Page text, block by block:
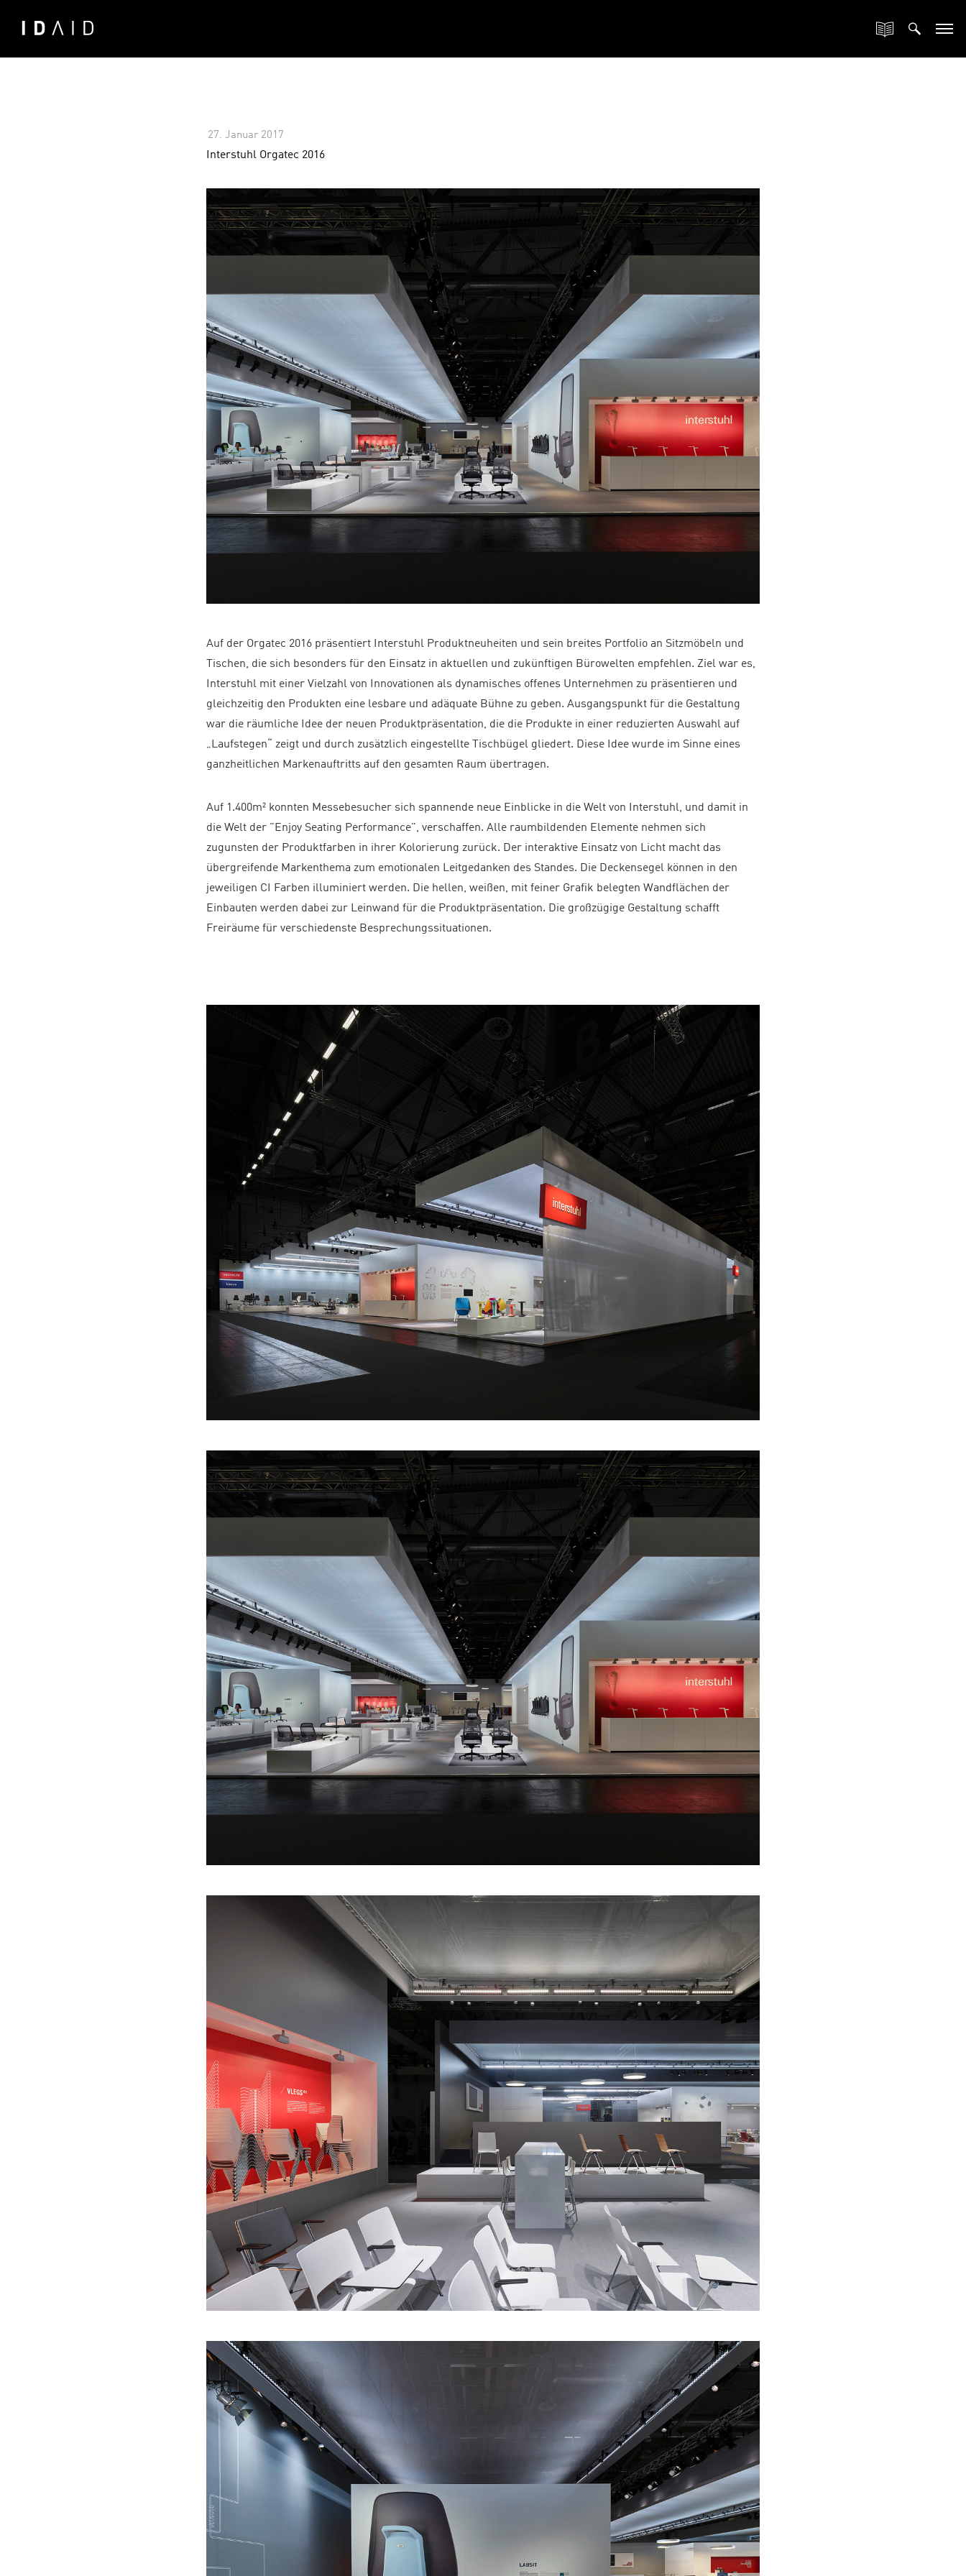
27. Januar 2017
Interstuhl Orgatec 2016
Auf der Orgatec 2016 präsentiert Interstuhl Produktneuheiten und sein breites Portfolio an Sitzmöbeln und
Tischen, die sich besonders für den Einsatz in aktuellen und zukünftigen Bürowelten empfehlen. Ziel war es,
Interstuhl mit einer Vielzahl von Innovationen als dynamisches offenes Unternehmen zu präsentieren und
gleichzeitig den Produkten eine lesbare und adäquate Bühne zu geben. Ausgangspunkt für die Gestaltung
war die räumliche Idee der neuen Produktpräsentation, die die Produkte in einer reduzierten Auswahl auf
„Laufstegen“ zeigt und durch zusätzlich eingestellte Tischbügel gliedert. Diese Idee wurde im Sinne eines
ganzheitlichen Markenauftritts auf den gesamten Raum übertragen.
Auf 1.400m² konnten Messebesucher sich spannende neue Einblicke in die Welt von Interstuhl, und damit in
die Welt der "Enjoy Seating Performance", verschaffen. Alle raumbildenden Elemente nehmen sich
zugunsten der Produktfarben in ihrer Kolorierung zurück. Der interaktive Einsatz von Licht macht das
übergreifende Markenthema zum emotionalen Leitgedanken des Standes. Die Deckensegel können in den
jeweiligen CI Farben illuminiert werden. Die hellen, weißen, mit feiner Grafik belegten Wandflächen der
Einbauten werden dabei zur Leinwand für die Produktpräsentation. Die großzügige Gestaltung schafft
Freiräume für verschiedenste Besprechungssituationen.